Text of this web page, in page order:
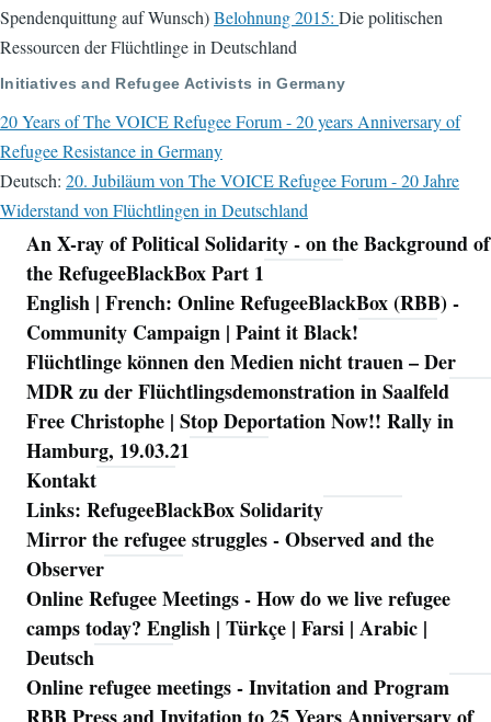
Spendenquittung auf Wunsch)Belohnung 2015: Die politischen
Ressourcen der Flüchtlinge in Deutschland
Initiatives and Refugee Activists in Germany
20 Years of The VOICE Refugee Forum - 20 years Anniversary of
Refugee Resistance in Germany
Deutsch: 20. Jubiläum von The VOICE Refugee Forum - 20 Jahre
Widerstand von Flüchtlingen in Deutschland
Navigation
An X-ray of Political Solidarity - on the Background of
the RefugeeBlackBox Part 1
English | French: Online RefugeeBlackBox (RBB) -
Community Campaign | Paint it Black!
Flüchtlinge können den Medien nicht trauen – Der
MDR zu der Flüchtlingsdemonstration in Saalfeld
Free Christophe | Stop Deportation Now!! Rally in
Hamburg, 19.03.21
Kontakt
Links: RefugeeBlackBox Solidarity
Mirror the refugee struggles - Observed and the
Observer
Online Refugee Meetings - How do we live refugee
camps today? English | Türkçe | Farsi | Arabic |
Deutsch
Online refugee meetings - Invitation and Program